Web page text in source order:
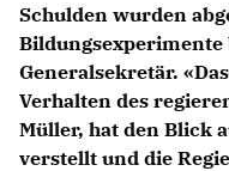
Schulden wurden
Generalsekretär.
Verhalten des
Müller, hat den Blick
verstellt und die